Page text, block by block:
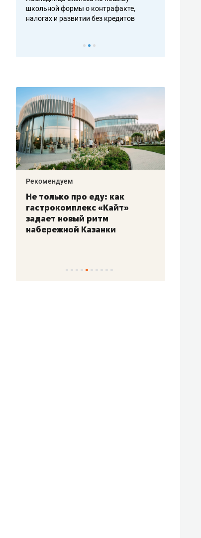
школьной формы о контрафакте,
налогах и развитии без кредитов
Рекомендуем
Не только про еду: как
гастрокомплекс «Кайт»
задает новый ритм
набережной Казанки